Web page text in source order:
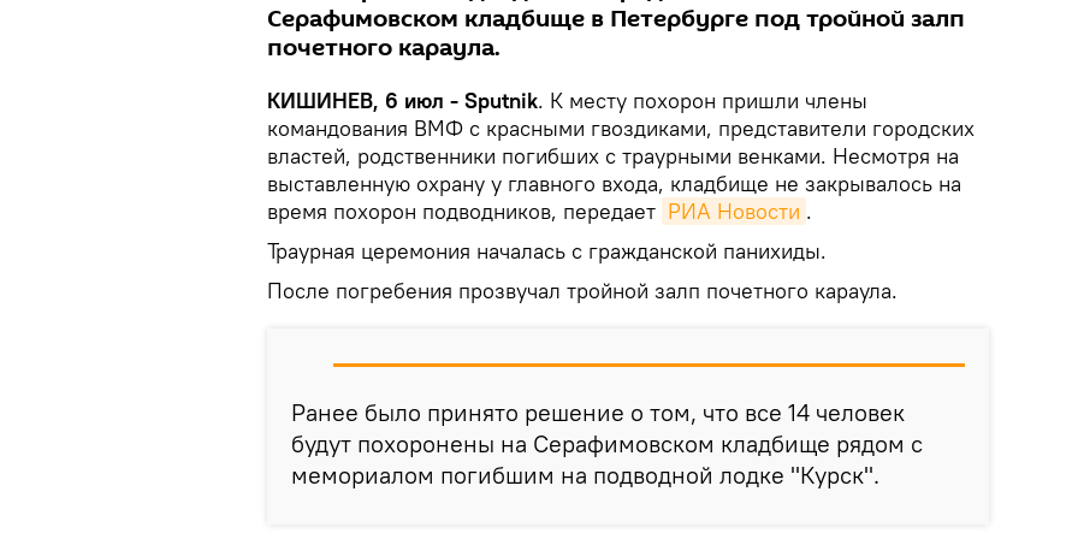
Серафимовском кладбище в Петербурге под тройной залп
почетного караула.
КИШИНЕВ, 6 июл - Sputnik. К месту похорон пришли члены
командования ВМФ с красными гвоздиками, представители городских
властей, родственники погибших с траурными венками. Несмотря на
выставленную охрану у главного входа, кладбище не закрывалось на
время похорон подводников, передает РИА Новости .
Траурная церемония началась с гражданской панихиды.
После погребения прозвучал тройной залп почетного караула.
Ранее было принято решение о том, что все 14 человек
будут похоронены на Серафимовском кладбище рядом с
мемориалом погибшим на подводной лодке "Курск".